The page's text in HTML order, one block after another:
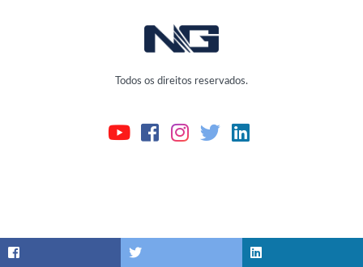
Todos os direitos reservados.